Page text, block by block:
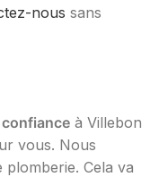
nous sans
confiance à Villebon
vous. Nous
Cela va